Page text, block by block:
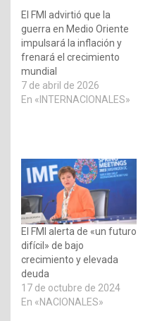
El FMI advirtió que la
guerra en Medio Oriente
impulsará la inflación y
frenará el crecimiento
mundial
7 de abril de 2026
En «INTERNACIONALES»
El FMI alerta de «un futuro
difícil» de bajo
crecimiento y elevada
deuda
17 de octubre de 2024
En «NACIONALES»